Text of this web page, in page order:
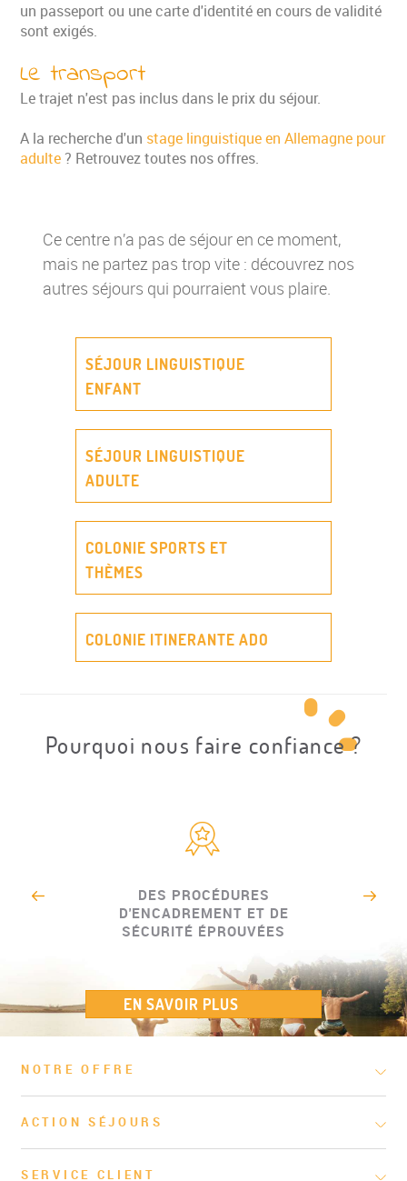
un passeport ou une carte d'identité en cours de validité
sont exigés.
Le transport
Le trajet n'est pas inclus dans le prix du séjour.
A la recherche d'un stage linguistique en Allemagne pour
adulte? Retrouvez toutes nos offres.
Ce centre n’a pas de séjour en ce moment,
mais ne partez pas trop vite : découvrez nos
autres séjours qui pourraient vous plaire.
SÉJOUR LINGUISTIQUE
ENFANT
SÉJOUR LINGUISTIQUE
ADULTE
COLONIE SPORTS ET
THÈMES
COLONIE ITINERANTE ADO
Pourquoi nous faire confiance ?
DES PROCÉDURES
D'ENCADREMENT ET DE
SÉCURITÉ ÉPROUVÉES
EN SAVOIR PLUS
NOTRE OFFRE
ACTION SÉJOURS
SERVICE CLIENT